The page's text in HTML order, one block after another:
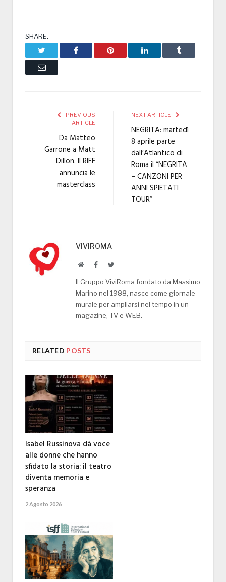
SHARE.
Facebook Pinterest LinkedIn Tumblr
Email
PREVIOUS
ARTICLE
Da Matteo
Garrone a Matt
Dillon. Il RIFF
annuncia le
masterclass
NEXT ARTICLE
NEGRITA: martedì
8 aprile parte
dall’Atlantico di
Roma il “NEGRITA
– CANZONI PER
ANNI SPIETATI
TOUR”
VIVIROMA
WebsiteFacebookTwitter
Il Gruppo ViviRoma fondato da Massimo
Marino nel 1988, nasce come giornale
murale per ampliarsi nel tempo in un
magazine, TV e WEB.
RELATED POSTS
Isabel Russinova dà voce
alle donne che hanno
sfidato la storia: il teatro
diventa memoria e
speranza
2 Agosto 2026